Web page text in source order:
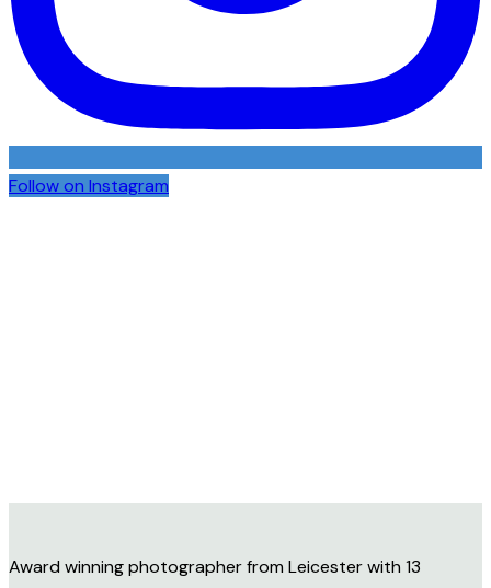
Follow on Instagram
Award winning photographer from Leicester with 13